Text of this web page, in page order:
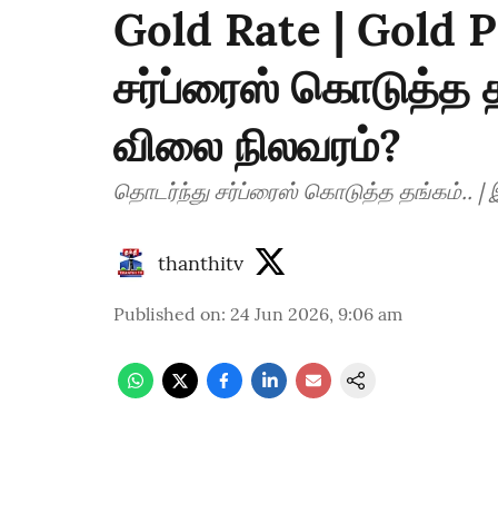
Gold Rate | Gold
சர்ப்ரைஸ்
விலை நிலவரம்?
thanthitv
Published on: 24 Jun 2026, 9:06 am